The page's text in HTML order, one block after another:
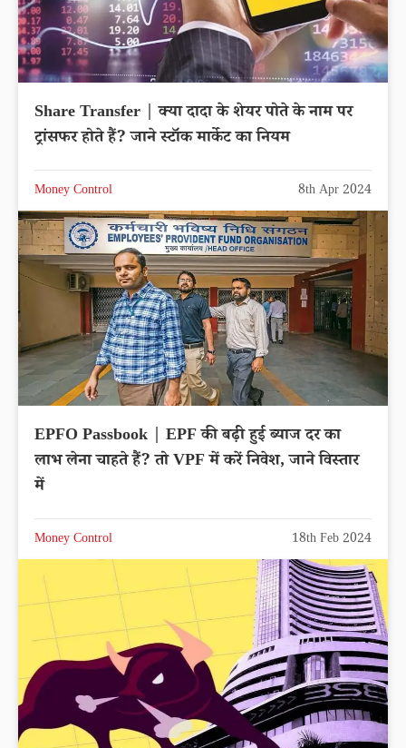
Share Transfer | क्या दादा के शेयर पोते के नाम पर
ट्रांसफर होते हैं? जाने स्टॉक मार्केट का नियम
Money Control 8th Apr 2024
EPFO Passbook | EPF की बढ़ी हुई ब्याज दर का
लाभ लेना चाहते हैं? तो VPF में करें निवेश, जाने विस्तार
में
Money Control 18th Feb 2024